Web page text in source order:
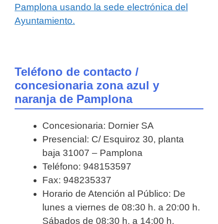
Pamplona usando la sede electrónica del
Ayuntamiento.
Teléfono de contacto /
concesionaria zona azul y
naranja de Pamplona
Concesionaria: Dornier SA
Presencial: C/ Esquiroz 30, planta
baja 31007 – Pamplona
Teléfono: 948153597
Fax: 948235337
Horario de Atención al Público: De
lunes a viernes de 08:30 h. a 20:00 h.
Sábados de 08:30 h. a 14:00 h.